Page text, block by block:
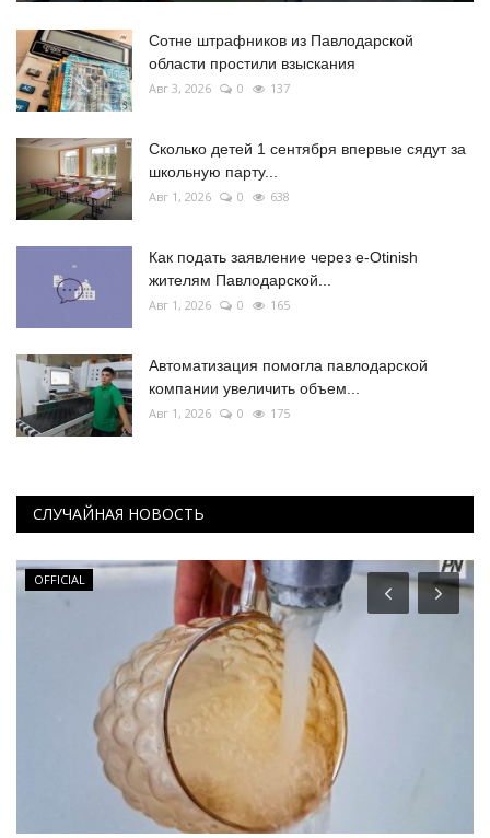
Сотне штрафников из Павлодарской
области простили взыскания
Авг 3, 2026 0 137
Сколько детей 1 сентября впервые сядут за
школьную парту...
Авг 1, 2026 0 638
Как подать заявление через e-Otinish
жителям Павлодарской...
Авг 1, 2026 0 165
Автоматизация помогла павлодарской
компании увеличить объем...
Авг 1, 2026 0 175
СЛУЧАЙНАЯ НОВОСТЬ
OFFICIAL